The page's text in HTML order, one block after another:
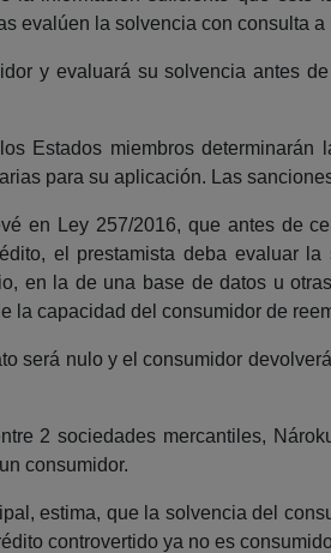
evalúen la solvencia con consulta
y evaluará su solvencia antes
Estados miembros
para su aplicación. Las
en Ley 257/2016, que antes de
el prestamista deba evaluar
en la de una base de datos u
la capacidad del consumidor de
será nulo y el consumidor
2 sociedades mercantiles,
consumidor.
estima, que la solvencia del
controvertido ya no es